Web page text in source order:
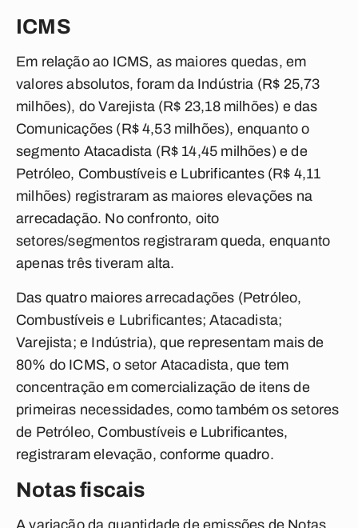
ICMS
Em relação ao ICMS, as maiores quedas, em
valores absolutos, foram da Indústria (R$ 25,73
milhões), do Varejista (R$ 23,18 milhões) e das
Comunicações (R$ 4,53 milhões), enquanto o
segmento Atacadista (R$ 14,45 milhões) e de
Petróleo, Combustíveis e Lubrificantes (R$ 4,11
milhões) registraram as maiores elevações na
arrecadação. No confronto, oito
setores/segmentos registraram queda, enquanto
apenas três tiveram alta.
Das quatro maiores arrecadações (Petróleo,
Combustíveis e Lubrificantes; Atacadista;
Varejista; e Indústria), que representam mais de
80% do ICMS, o setor Atacadista, que tem
concentração em comercialização de itens de
primeiras necessidades, como também os setores
de Petróleo, Combustíveis e Lubrificantes,
registraram elevação, conforme quadro.
Notas fiscais
A variação da quantidade de emissões de Notas